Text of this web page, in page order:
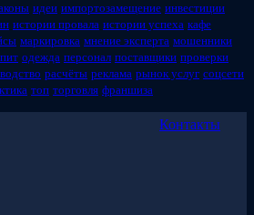
идеи импортозамещение инвестиции
истории провала истории успеха кафе
маркировка мнение эксперта мошенники
одежда персонал поставщики проверки
расчёты реклама рынок услуг соцсети
топ торговля франшиза
Контакты